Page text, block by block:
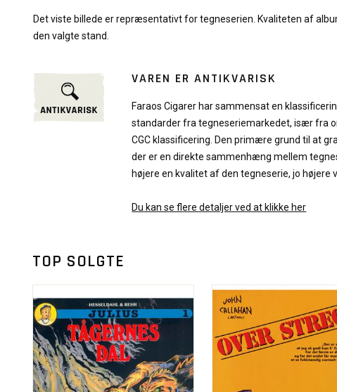
Det viste billede er repræsentativt for tegneserien. Kvaliteten af
den valgte stand.
VAREN ER ANTIKVARISK
Faraos Cigarer har sammensat en
standarder fra tegneseriemarkedet, især fra
CGC klassificering. Den primære grund til at
der er en direkte sammenhæng mellem
højere en kvalitet af den tegneserie, jo højere
Du kan se flere detaljer ved at klikke her
TOP SOLGTE